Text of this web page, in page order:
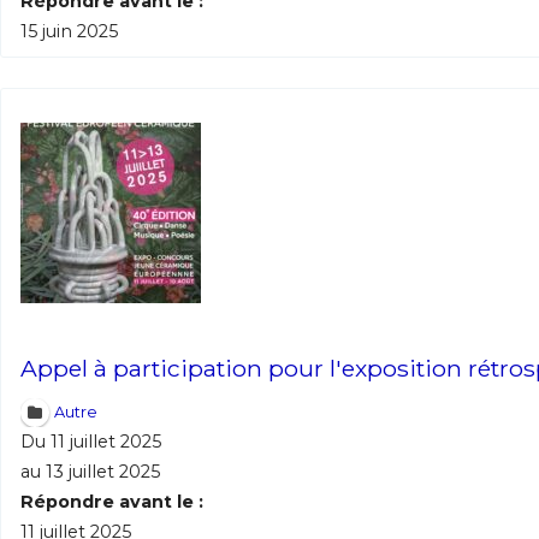
15 juin 2025
Appel à participation pour l'exposition
Autre
Du 11 juillet 2025
au 13 juillet 2025
Répondre avant le :
11 juillet 2025